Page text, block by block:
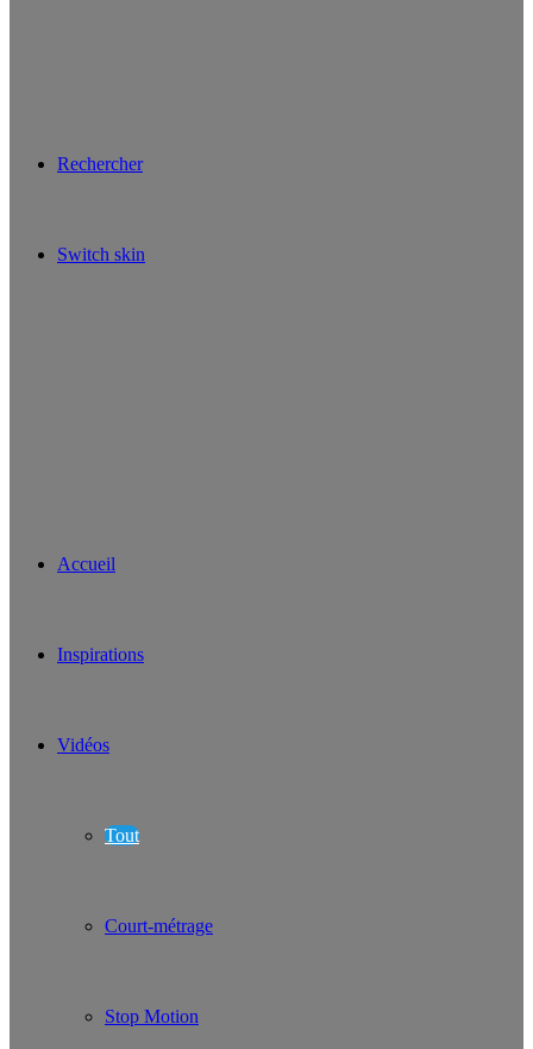
Rechercher
Switch skin
Accueil
Inspirations
Vidéos
Tout
Court-métrage
Stop Motion